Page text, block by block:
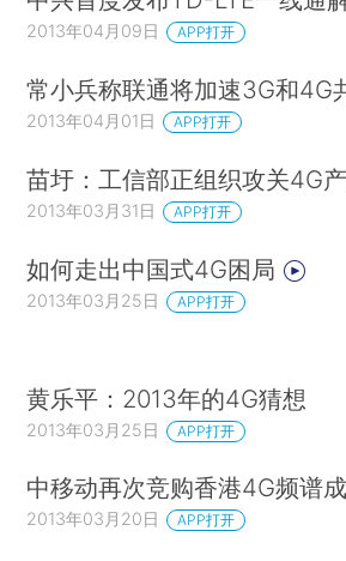
2013年04月09日 APP打开
常小兵称联通将加速3G和4G
2013年04月01日 APP打开
苗圩：工信部正组织攻关4G
2013年03月31日 APP打开
如何走出中国式4G困局
2013年03月25日 APP打开
黄乐平：2013年的4G猜想
2013年03月25日 APP打开
中移动再次竞购香港4G频谱
2013年03月20日 APP打开